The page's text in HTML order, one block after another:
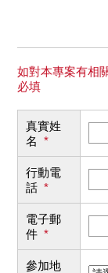
如對本專案有相
必填
真實姓
名 *
行動電
話 *
電子郵
件 *
參加地